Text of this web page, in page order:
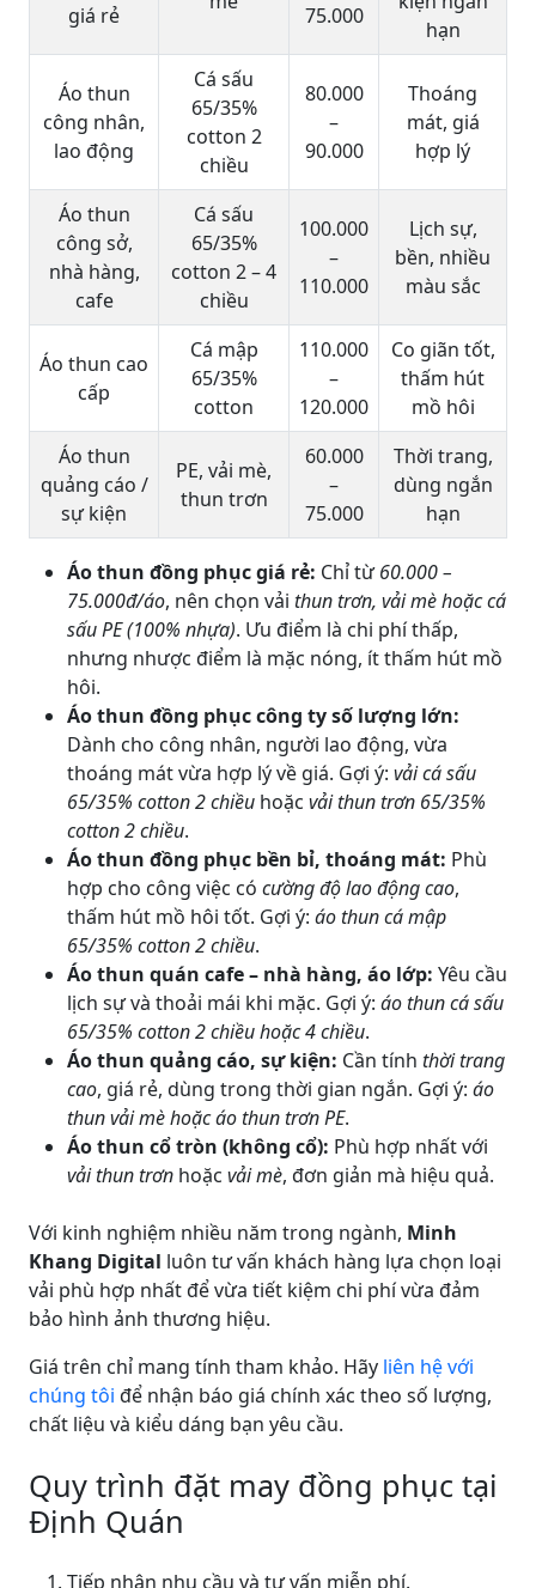
giá rẻ 75.000
hạn
Áo thun
công nhân,
lao động
Cá sấu
65/35%
cotton 2
chiều
80.000
–
90.000
Thoáng
mát, giá
hợp lý
Áo thun
công sở,
nhà hàng,
cafe
Cá sấu
65/35%
cotton 2 – 4
chiều
100.000
–
110.000
Lịch sự,
bền, nhiều
màu sắc
Áo thun cao
cấp
Cá mập
65/35%
cotton
110.000
–
120.000
Co giãn tốt,
thấm hút
mồ hôi
Áo thun
quảng cáo /
sự kiện
PE, vải mè,
thun trơn
60.000
–
75.000
Thời trang,
dùng ngắn
hạn
Áo thun đồng phục giá rẻ: Chỉ từ60.000 –
75.000đ/áo, nên chọn vải thun trơn, vải mè hoặc cá
sấu PE (100% nhựa). Ưu điểm là chi phí thấp,
nhưng nhược điểm là mặc nóng, ít thấm hút mồ
hôi.
Áo thun đồng phục công ty số lượng lớn:
Dành cho công nhân, người lao động, vừa
thoáng mát vừa hợp lý về giá. Gợi ý: vải cá sấu
65/35% cotton 2 chiều hoặc vải thun trơn 65/35%
cotton 2 chiều.
Áo thun đồng phục bền bỉ, thoáng mát: Phù
hợp cho công việc có cường độ lao động cao,
thấm hút mồ hôi tốt. Gợi ý: áo thun cá mập
65/35% cotton 2 chiều.
Áo thun quán cafe – nhà hàng, áo lớp: Yêu cầu
lịch sự và thoải mái khi mặc. Gợi ý: áo thun cá sấu
65/35% cotton 2 chiều hoặc 4 chiều.
Áo thun quảng cáo, sự kiện: Cần tính thời trang
cao, giá rẻ, dùng trong thời gian ngắn. Gợi ý: áo
thun vải mè hoặc áo thun trơn PE.
Áo thun cổ tròn (không cổ): Phù hợp nhất với
vải thun trơn hoặc vải mè, đơn giản mà hiệu quả.
Với kinh nghiệm nhiều năm trong ngành, Minh
Khang Digital luôn tư vấn khách hàng lựa chọn loại
vải phù hợp nhất để vừa tiết kiệm chi phí vừa đảm
bảo hình ảnh thương hiệu.
Giá trên chỉ mang tính tham khảo. Hãy liên hệ với
chúng tôi để nhận báo giá chính xác theo số lượng,
chất liệu và kiểu dáng bạn yêu cầu.
Quy trình đặt may đồng phục tại
Định Quán
Tiếp nhận nhu cầu và tư vấn miễn phí.